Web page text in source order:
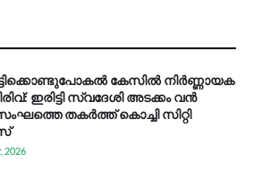
കേസിൽ നിർണ്ണായക
ഇരിട്ടി സ്വദേശി അടക്കം വൻ
തകർത്ത് കൊച്ചി സിറ്റി
2026